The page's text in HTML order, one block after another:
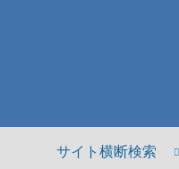
サイト横断検索